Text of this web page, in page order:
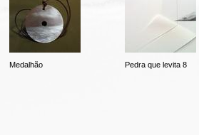
Medalhão Pedra que levita 8